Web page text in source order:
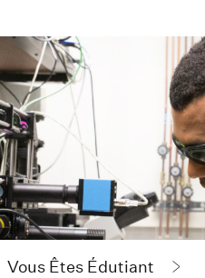
Vous Êtes Édutiant